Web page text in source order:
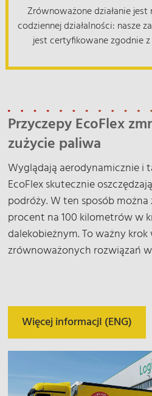
Zrównoważone działanie jest
codziennej działalności: nasze
jest certyfikowane zgodnie z
Przyczepy EcoFlex
zużycie paliwa
Wyglądają aerodynamicznie i
EcoFlex skutecznie
podróży. W ten sposób
procent na 100 kilometrów w
dalekobieżnym. To ważny
zrównoważonych rozwiązań
Więcej informacjI (ENG)